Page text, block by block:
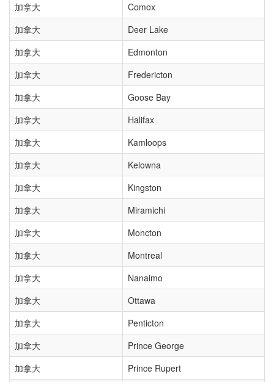
加拿大
Comox
加拿大
Deer Lake
加拿大
Edmonton
加拿大
Fredericton
加拿大
Goose Bay
加拿大
Halifax
加拿大
Kamloops
加拿大
Kelowna
加拿大
Kingston
加拿大
Miramichi
加拿大
Moncton
加拿大
Montreal
加拿大
Nanaimo
加拿大
Ottawa
加拿大
Penticton
加拿大
Prince George
加拿大
Prince Rupert